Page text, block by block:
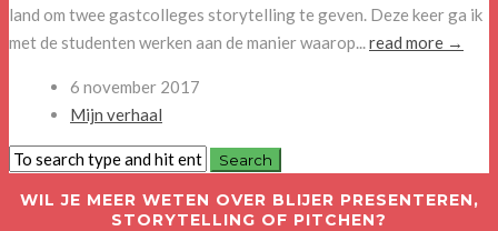
land om twee gastcolleges storytelling te geven. Deze keer ga ik
met de studenten werken aan de manier waarop...read more →
6 november 2017
Mijn verhaal
WIL JE MEER WETEN OVER BLIJER PRESENTEREN,
STORYTELLING OF PITCHEN?